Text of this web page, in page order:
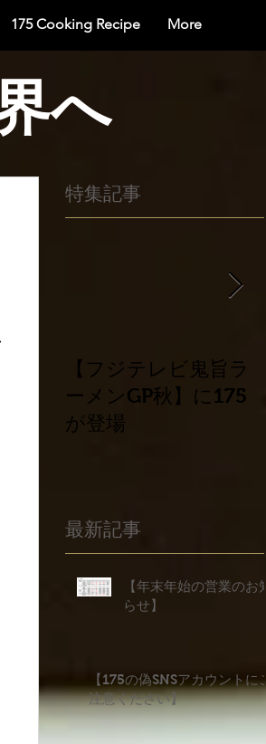
175 Cooking Recipe More
へ
特集記事
【フジテレビ鬼旨ラ
ーメンGP秋】に175
が登場
最新記事
【年末年始の営業のお知
らせ】
【175の偽SNSアカウントにご
注意ください】